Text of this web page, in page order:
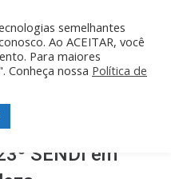
SENDI em
semelhantes
Ao ACEITAR, você
Para maiores
Conheça nossa Política de